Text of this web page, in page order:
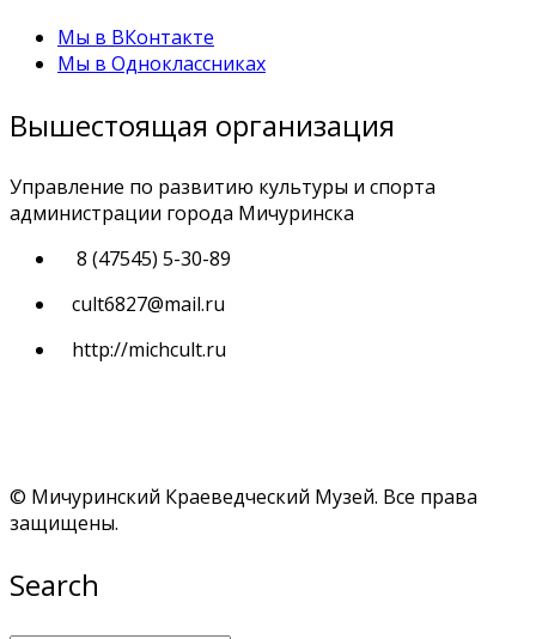
Мы в ВКонтакте
Мы в Одноклассниках
Вышестоящая организация
Управление по развитию культуры и спорта
администрации города Мичуринска
8 (47545) 5-30-89
cult6827@mail.ru
http://michcult.ru
© Мичуринский Краеведческий Музей. Все права
защищены.
Search